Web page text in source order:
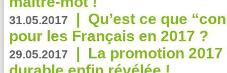
31.05.2017 | Qu’est ce que
pour les Français en 2017 ?
29.05.2017 | La promotion